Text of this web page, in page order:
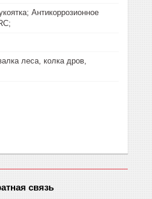
Антикоррозионное
леса, колка дров,
связь